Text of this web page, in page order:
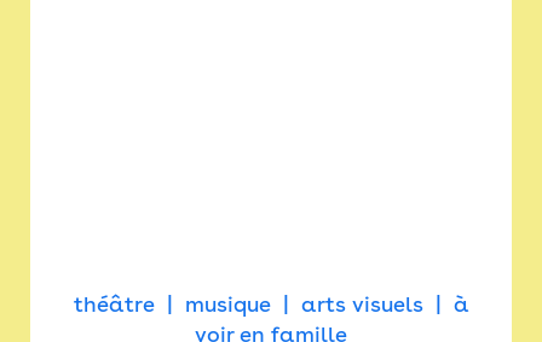
théâtre musique arts visuels
à
voir en famille